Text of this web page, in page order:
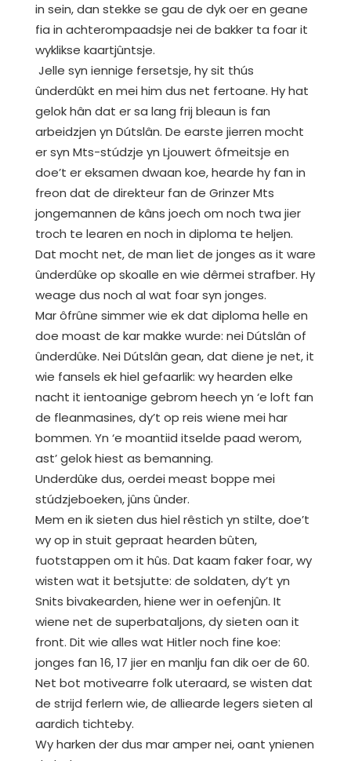
in sein, dan stekke se gau de dyk oer en geane
fia in achterompaadsje nei de bakker ta foar it
wyklikse kaartjûntsje.
Jelle syn iennige fersetsje, hy sit thús
ûnderdûkt en mei him dus net fertoane. Hy hat
gelok hân dat er sa lang frij bleaun is fan
arbeidzjen yn Dútslân. De earste jierren mocht
er syn Mts-stúdzje yn Ljouwert ôfmeitsje en
doe’t er eksamen dwaan koe, hearde hy fan in
freon dat de direkteur fan de Grinzer Mts
jongemannen de kâns joech om noch twa jier
troch te learen en noch in diploma te heljen.
Dat mocht net, de man liet de jonges as it ware
ûnderdûke op skoalle en wie dêrmei strafber. Hy
weage dus noch al wat foar syn jonges.
Mar ôfrûne simmer wie ek dat diploma helle en
doe moast de kar makke wurde: nei Dútslân of
ûnderdûke. Nei Dútslân gean, dat diene je net, it
wie fansels ek hiel gefaarlik: wy hearden elke
nacht it ientoanige gebrom heech yn ‘e loft fan
de fleanmasines, dy’t op reis wiene mei har
bommen. Yn ‘e moantiid itselde paad werom,
ast’ gelok hiest as bemanning.
Underdûke dus, oerdei meast boppe mei
stúdzjeboeken, jûns ûnder.
Mem en ik sieten dus hiel rêstich yn stilte, doe’t
wy op in stuit gepraat hearden bûten,
fuotstappen om it hûs. Dat kaam faker foar, wy
wisten wat it betsjutte: de soldaten, dy’t yn
Snits bivakearden, hiene wer in oefenjûn. It
wiene net de superbataljons, dy sieten oan it
front. Dit wie alles wat Hitler noch fine koe:
jonges fan 16, 17 jier en manlju fan dik oer de 60.
Net bot motivearre folk uteraard, se wisten dat
de strijd ferlern wie, de alliearde legers sieten al
aardich tichteby.
Wy harken der dus mar amper nei, oant ynienen